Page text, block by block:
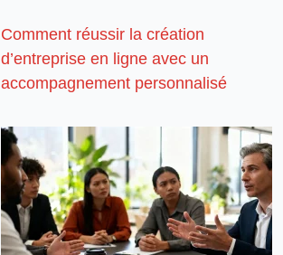
Comment réussir la création
d’entreprise en ligne avec un
accompagnement personnalisé